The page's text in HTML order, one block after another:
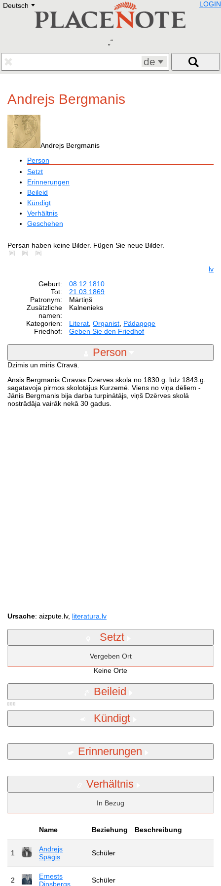
Deutsch E
Deutsch
Francais
Polski
Eestikeelne
LOGIN
de
Andrejs Bergmanis
Andrejs Bergmanis
Person
Setzt
Erinnerungen
Beileid
Kündigt
Verhältnis
Geschehen
Persan haben keine Bilder. Fügen Sie neue Bilder.
lv
Geburt:
08.12.1810
Tot:
21.03.1869
Patronym:
Mārtiņš
Zusätzliche
namen:
Kalnenieks
Kategorien:
Literat ,Organist Pädagoge
Friedhof:
Geben Sie den Friedhof
Person
Dzimis un miris Cīravā.
Ansis Bergmanis Cīravas Dzērves skolā no 1830.g. līdz 1843.g.
sagatavoja pirmos skolotājus Kurzemē. Viens no viņa dēliem -
Jānis Bergmanis bija darba turpinātājs, viņš Dzērves skolā
nostrādāja vairāk nekā 30 gadus.
Ursache: aizpute.lv, literatura.lv
Setzt
Vergeben Ort
Keine Orte
Beileid
Kündigt
Erinnerungen
Verhältnis
In Bezug
Name Beziehung Beschreibung
1
Andrejs
Spāģis
Schüler
2
Ernests
Dinsbergs
Schüler